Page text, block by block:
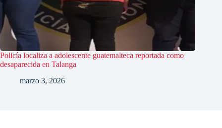
Policía localiza a adolescente guatemalteca reportada como
desaparecida en Talanga
marzo 3, 2026